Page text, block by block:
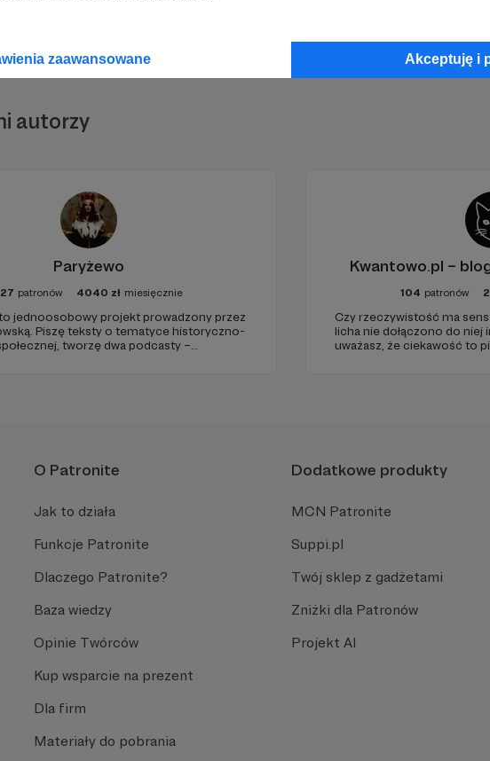
zaawansowane Akceptuję i
autorzy
Paryżewo
patronów 4040 zł miesięcznie
to jednoosobowy projekt prowadzony przez
Piszę teksty o tematyce historyczno-
tworzę dwa podcasty –
Kwantowo.pl –
104 patronów
Czy rzeczywistość ma
licha nie dołączono do niej
uważasz, że ciekawość to
O Patronite
Jak to działa
Funkcje Patronite
Dlaczego Patronite?
Baza wiedzy
Opinie Twórców
Kup wsparcie na prezent
Dla firm
Materiały do pobrania
Dodatkowe produkty
MCN Patronite
Suppi.pl
Twój sklep z gadżetami
Zniżki dla Patronów
Projekt AI